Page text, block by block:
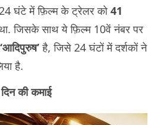
24 घंटे में फ़िल्म के ट्रेलर को41
जिसके साथ ये फ़िल्म 10वें नंबर पर
है, जिसे 24 घंटों में दर्शकों ने
है.
की कमाई